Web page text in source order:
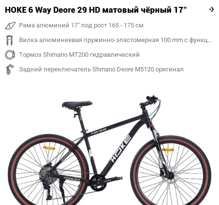
HOKE 6 Way Deore 29 HD матовый чёрный 17"
Рама алюминий 17" под рост 165 - 175 см
Вилка алюминиевая пружинно-эластомерная 100 mm с функцией регулировки и блокировки хода
Тормоз Shimano MT200 гидравлический
Задний переключатель Shmano Deore M5120 оригинал